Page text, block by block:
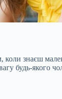
коли знаєш
будь-якого